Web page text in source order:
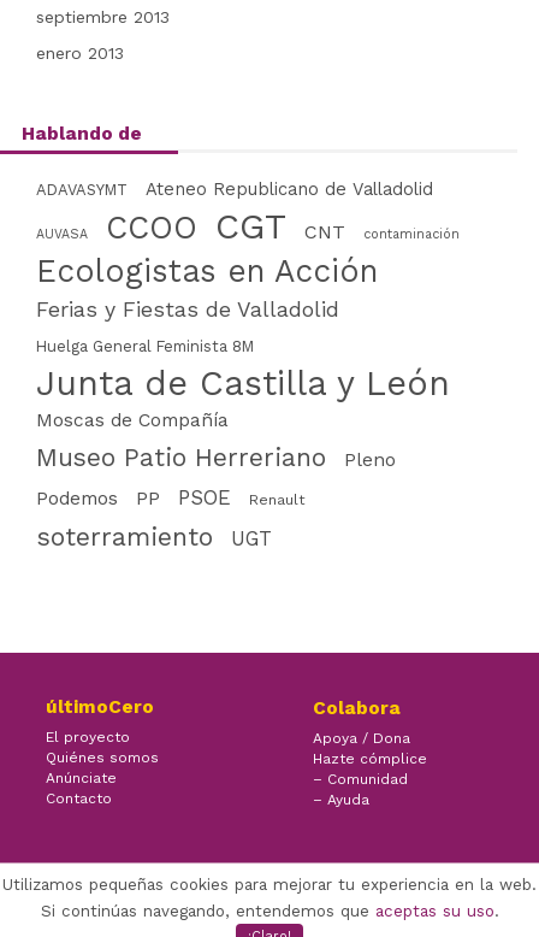
septiembre 2013
enero 2013
Hablando de
ADAVASYMT Ateneo Republicano de Valladolid
AUVASA CCOO CGT CNT contaminación
Ecologistas en Acción
Ferias y Fiestas de Valladolid
Huelga General Feminista 8M
Junta de Castilla y León
Moscas de Compañía
Museo Patio Herreriano
Pleno
Podemos
PP PSOE Renault
soterramiento UGT
últimoCero
El proyecto
Quiénes somos
Anúnciate
Contacto
Colabora
Apoya / Dona
Hazte cómplice
– Comunidad
– Ayuda
Facebook Twitter Youtube
(CC) ÚLTIMOCERO | 2022
Utilizamos pequeñas cookies para mejorar tu experiencia en la web.
Si continúas navegando, entendemos que aceptas su uso.